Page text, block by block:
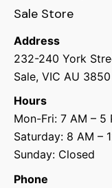
Sale Store
Address
232-240 York
Sale, VIC AU 3850
Hours
Mon-Fri: 7 AM – 5
Saturday: 8 AM –
Sunday: Closed
Phone